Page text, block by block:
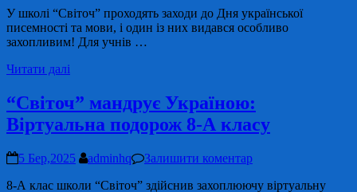
У школі “Світоч” проходять заходи до Дня української
писемності та мови, і один із них видався особливо
захопливим! Для учнів …
Читати далі
“Світоч” мандрує Україною:
Віртуальна подорож 8-А класу
5 Бер,2025 adminhq
Залишити коментар
8-А клас школи “Світоч” здійснив захоплюючу віртуальну